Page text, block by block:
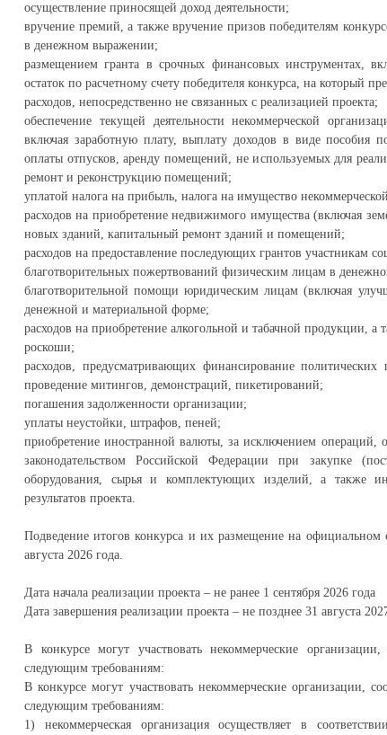
осуществление приносящей доход деятельности;
вручение премий, а также вручение призов победителям
в денежном выражении;
размещением гранта в срочных финансовых инструментах,
остаток по расчетному счету победителя конкурса, на который
расходов, непосредственно не связанных с реализацией проекта;
обеспечение текущей деятельности некоммерческой
включая заработную плату, выплату доходов в виде пособия
оплаты отпусков, аренду помещений, не используемых для
ремонт и реконструкцию помещений;
уплатой налога на прибыль, налога на имущество
расходов на приобретение недвижимого имущества (включая
новых зданий, капитальный ремонт зданий и помещений;
расходов на предоставление последующих грантов участникам
благотворительных пожертвований физическим лицам в
благотворительной помощи юридическим лицам (включая
денежной и материальной форме;
расходов на приобретение алкогольной и табачной продукции, а
роскоши;
расходов, предусматривающих финансирование
проведение митингов, демонстраций, пикетирований;
погашения задолженности организации;
уплаты неустойки, штрафов, пеней;
приобретение иностранной валюты, за исключением операций,
законодательством Российской Федерации при закупке
оборудования, сырья и комплектующих изделий, а также
результатов проекта.
Подведение итогов конкурса и их размещение на официальном
августа 2026 года.
Дата начала реализации проекта – не ранее 1 сентября 2026 года
Дата завершения реализации проекта – не позднее 31 августа
В конкурсе могут участвовать некоммерческие
следующим требованиям:
В конкурсе могут участвовать некоммерческие организации,
следующим требованиям:
1) некоммерческая организация осуществляет в